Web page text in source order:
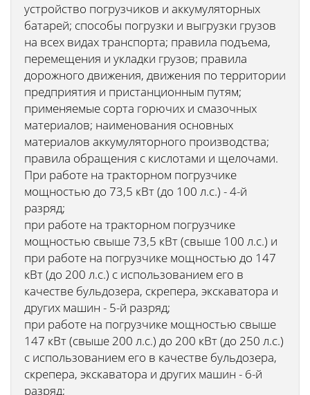
устройство погрузчиков и аккумуляторных
батарей; способы погрузки и выгрузки грузов
на всех видах транспорта; правила подъема,
перемещения и укладки грузов; правила
дорожного движения, движения по территории
предприятия и пристанционным путям;
применяемые сорта горючих и смазочных
материалов; наименования основных
материалов аккумуляторного производства;
правила обращения с кислотами и щелочами.
При работе на тракторном погрузчике
мощностью до 73,5 кВт (до 100 л.с.) - 4-й
разряд;
при работе на тракторном погрузчике
мощностью свыше 73,5 кВт (свыше 100 л.с.) и
при работе на погрузчике мощностью до 147
кВт (до 200 л.с.) с использованием его в
качестве бульдозера, скрепера, экскаватора и
других машин - 5-й разряд;
при работе на погрузчике мощностью свыше
147 кВт (свыше 200 л.с.) до 200 кВт (до 250 л.с.)
с использованием его в качестве бульдозера,
скрепера, экскаватора и других машин - 6-й
разряд;